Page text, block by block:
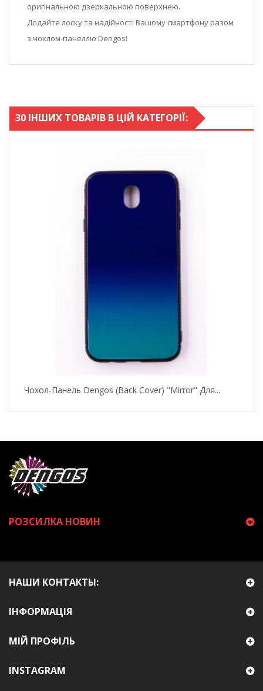
оригінальною дзеркальною поверхнею.
Додайте лоску та надійності Вашому смартфону разом
з чохлом-панеллю Dengos!
30 ІНШИХ ТОВАРІВ В ЦІЙ КАТЕГОРІЇ:
Чохол-Панель Dengos (Back Cover) "Mirror" Для...
РОЗСИЛКА НОВИН
НАШИ КОНТАКТЫ:
ІНФОРМАЦІЯ
МІЙ ПРОФІЛЬ
INSTAGRAM